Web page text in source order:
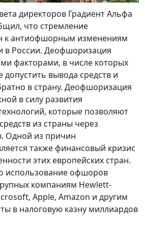
директоров Градиент Альфа
что стремление
к антиофшорным изменениям
в России. Деофшоризация
факторами, в числе которых
допустить вывода средств и
в страну. Деофшоризация
в силу развития
которые позволяют
из страны через
Одной из причин
также финансовый кризис
этих европейских стран.
использование офшоров
компаниям Hewlett-
Apple, Amazon и другим
в налоговую казну миллиардов